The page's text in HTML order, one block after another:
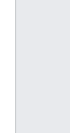
beberapa
satu atau